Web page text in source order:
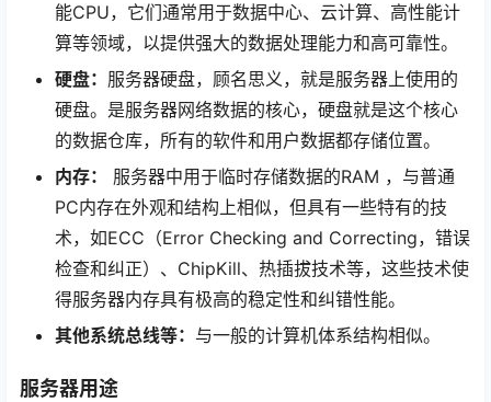
能CPU，它们通常用于数据中心、云计算、高性能计
算等领域，以提供强大的数据处理能力和高可靠性。
硬盘： 服务器硬盘，顾名思义，就是服务器上使用的
硬盘。是服务器网络数据的核心，硬盘就是这个核心
的数据仓库，所有的软件和用户数据都存储位置。
内存：
服务器中用于临时存储数据的RAM ，与普通
PC内存在外观和结构上相似，但具有一些特有的技
术，如ECC（Error Checking and Correcting，错误
检查和纠正）、ChipKill、热插拔技术等，这些技术使
得服务器内存具有极高的稳定性和纠错性能。
其他系统总线等： 与一般的计算机体系结构相似。
服务器用途